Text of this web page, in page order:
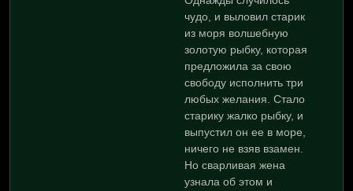
чудо, и выловил старик
из моря волшебную
золотую рыбку, которая
предложила за свою
свободу исполнить три
любых желания. Стало
старику жалко рыбку, и
выпустил он ее в море,
ничего не взяв взамен.
Но сварливая жена
узнала об этом и